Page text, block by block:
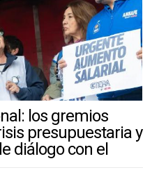
los gremios
presupuestaria y
diálogo con el